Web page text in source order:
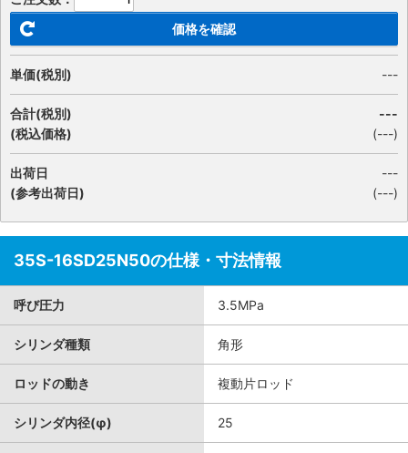
価格を確認
単価(税別) ---
合計(税別)
(税込価格)
---
(---)
出荷日
(参考出荷日)
---
(---)
35S-16SD25N50の仕様・寸法情報
呼び圧力 3.5MPa
シリンダ種類 角形
ロッドの動き 複動片ロッド
シリンダ内径(φ) 25